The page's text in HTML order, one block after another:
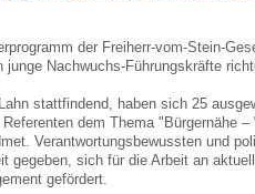
der Freiherr-vom-Stein-
Nachwuchs-Führungskräfte
stattfindend, haben sich 25
dem Thema "Bürgernähe
Verantwortungsbewussten und
gegeben, sich für die Arbeit an
gefördert.